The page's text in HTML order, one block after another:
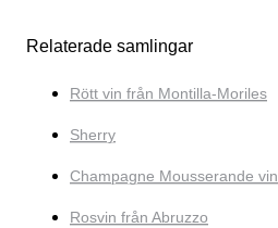
Relaterade samlingar
Rött vin från Montilla-Moriles
Sherry
Champagne Mousserande vin
Rosvin från Abruzzo